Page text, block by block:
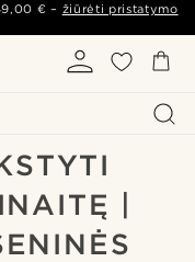
€ – žiūrėti pristatymo
|